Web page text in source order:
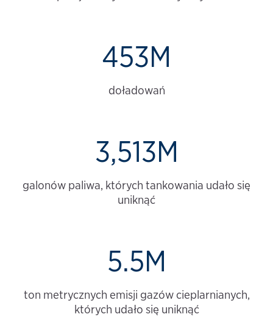
453M
doładowań
3,513M
galonów paliwa, których tankowania udało się
uniknąć
5.5M
ton metrycznych emisji gazów cieplarnianych,
których udało się uniknąć